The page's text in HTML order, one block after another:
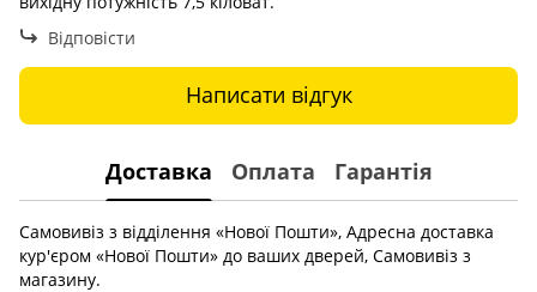
Відповісти
Написати відгук
Доставка Оплата Гарантія
Самовивіз з відділення «Нової Пошти», Адресна доставка
кур'єром «Нової Пошти» до ваших дверей, Самовивіз з
магазину.